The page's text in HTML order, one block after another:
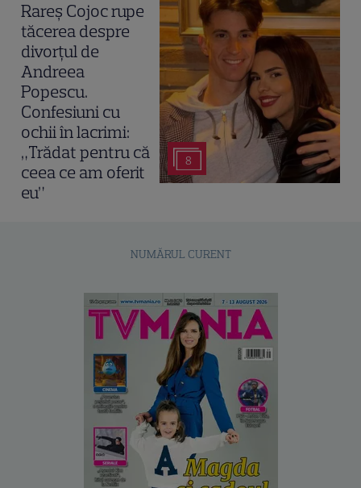
8
Rareș Cojoc rupe
tăcerea despre
divorțul de
Andreea
Popescu.
Confesiuni cu
ochii în lacrimi:
„Trădat pentru că
ceea ce am oferit
eu”
NUMĂRUL CURENT